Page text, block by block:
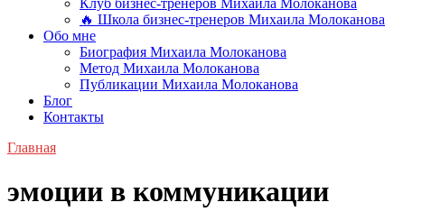
Клуб бизнес-тренеров Михаила Молоканова
🔥 Школа бизнес-тренеров Михаила Молоканова
Обо мне
Биография Михаила Молоканова
Метод Михаила Молоканова
Публикации Михаила Молоканова
Блог
Контакты
Главная
эмоции в коммуникации